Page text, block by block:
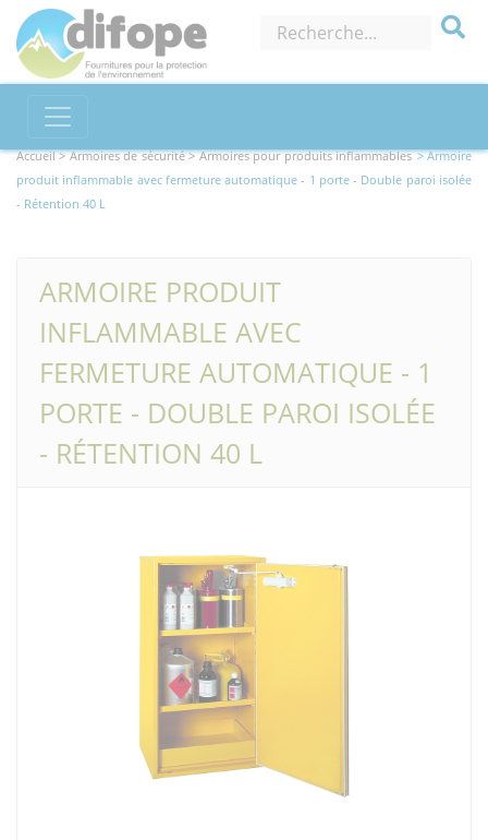
Accueil >Armoires de sécurité> Armoires pour produits inflammables > Armoire
produit inflammable avec fermeture automatique - 1 porte - Double paroi isolée
- Rétention 40 L
ARMOIRE PRODUIT
INFLAMMABLE AVEC
FERMETURE AUTOMATIQUE - 1
PORTE - DOUBLE PAROI ISOLÉE
- RÉTENTION 40 L